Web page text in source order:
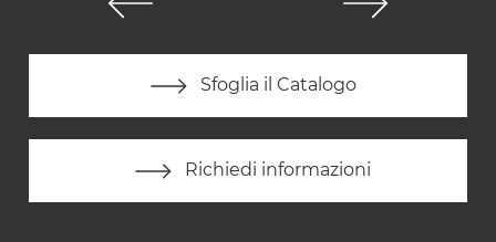
Sfoglia il Catalogo
Richiedi informazioni